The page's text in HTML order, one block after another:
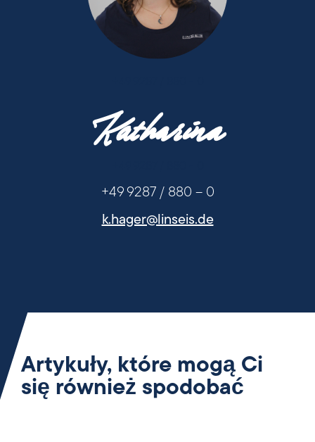
Katharina
+49 9287 / 880 – 0
k.hager@linseis.de
Artykuły, które mogą Ci
się również spodobać